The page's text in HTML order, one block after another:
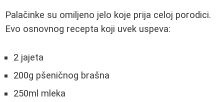
Palačinke su omiljeno jelo koje prija celoj porodici.
Evo osnovnog recepta koji uvek uspeva:
2 jajeta
200g pšeničnog brašna
250ml mleka